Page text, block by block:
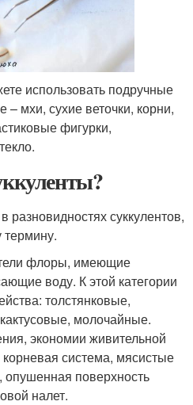
использовать подручные
мхи, сухие веточки, корни,
фигурки,
разновидностях суккулентов,
флоры, имеющие
воду. К этой категории
толстянковые,
молочайные.
экономии живительной
система, мясистые
опушенная поверхность
налет.